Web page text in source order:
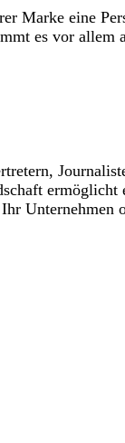
Marke eine
es vor allem